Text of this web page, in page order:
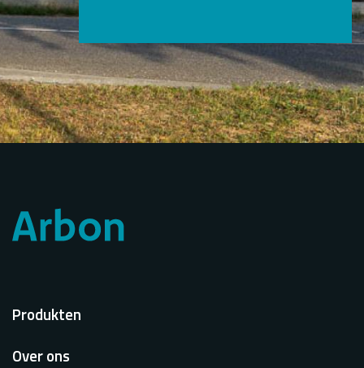
Voet
Produkten
Over ons